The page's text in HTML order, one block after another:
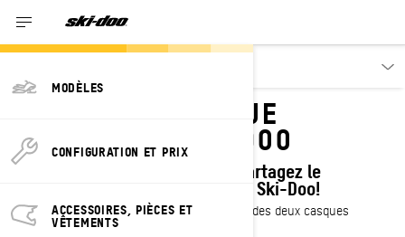
MODÈLES
CONFIGURATION ET PRIX
ACCESSOIRES, PIÈCES ET
VÊTEMENTS
GAGNEZ UN CASQUE
CHAUFFANT SKI-DOO
Préparez-vous pour l’hiver et partagez le
concours avec d’autres adeptes Ski-Doo!
Participez d’ici le 31 octobre pour gagner l’un des deux casques
chauffants Ski-Doo Oxygen Flow.